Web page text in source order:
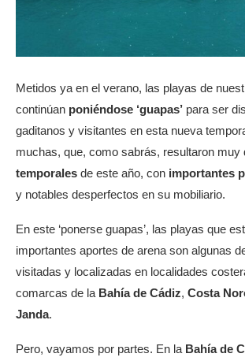
Metidos ya en el verano, las playas de
continúan poniéndose ‘guapas’ para ser
gaditanos y visitantes en esta nueva
muchas, que, como sabrás, resultaron muy
temporales de este año, con importantes
y notables desperfectos en su mobiliario.
En este ‘ponerse guapas’, las playas que
importantes aportes de arena son algunas
visitadas y localizadas en localidades
comarcas de la Bahía de Cádiz, Costa
Janda.
Pero, vayamos por partes. En la Bahía de